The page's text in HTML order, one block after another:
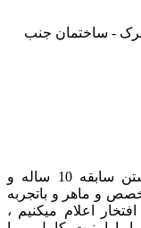
- ساختمان جنب
ما در بازرگانی تجارت گستر رایان با داشتن سابقه 10 ساله و
و ماهر و باتجربه
اعلام میکنیم ،